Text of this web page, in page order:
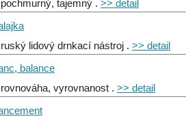
pochmurný, tajemný . >> detail
ruský lidový drnkací nástroj . >> detail
balance
rovnováha, vyrovnanost . >> detail